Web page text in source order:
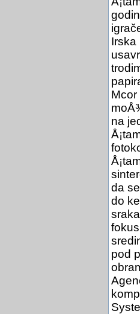
Irska
Mcor
na
da
do
pod